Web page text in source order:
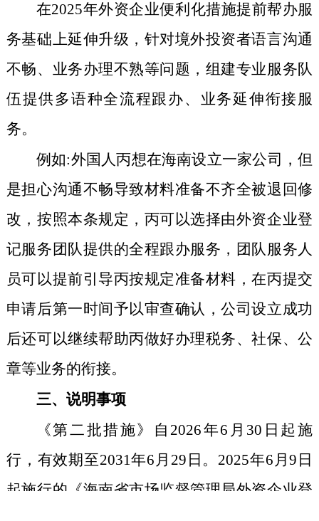
在2025年外资企业便利化措施提前帮办服
务基础上延伸升级，针对境外投资者语言沟通
不畅、业务办理不熟等问题，组建专业服务队
伍提供多语种全流程跟办、业务延伸衔接服
务。
例如:外国人丙想在海南设立一家公司，但
是担心沟通不畅导致材料准备不齐全被退回修
改，按照本条规定，丙可以选择由外资企业登
记服务团队提供的全程跟办服务，团队服务人
员可以提前引导丙按规定准备材料，在丙提交
申请后第一时间予以审查确认，公司设立成功
后还可以继续帮助丙做好办理税务、社保、公
章等业务的衔接。
三、说明事项
《第二批措施》自 2026年6 月 30 日起施
行，有效期至2031年6 月 29 日。 2025年6 月9 日
起施行的《海南省市场监督管理局外资企业登